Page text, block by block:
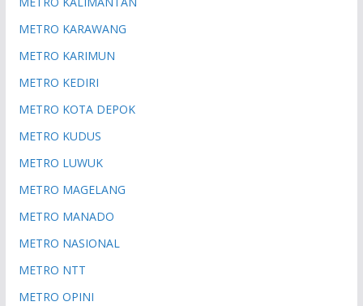
METRO KARAWANG
METRO KARIMUN
METRO KEDIRI
METRO KOTA DEPOK
METRO KUDUS
METRO LUWUK
METRO MAGELANG
METRO MANADO
METRO NASIONAL
METRO NTT
METRO OPINI